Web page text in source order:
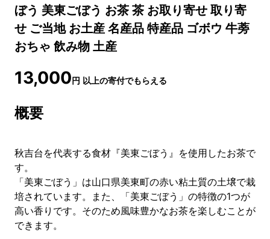
ぼう 美東ごぼう お茶 茶 お取り寄せ 取り寄
せ ご当地 お土産 名産品 特産品 ゴボウ 牛蒡
おちゃ 飲み物 土産
13,000円 以上の寄付でもらえる
概要
秋吉台を代表する食材『美東ごぼう』を使用したお茶で
す。
「美東ごぼう」は山口県美東町の赤い粘土質の土壌で栽
培されています。また、「美東ごぼう」の特徴の1つが
高い香りです。そのため風味豊かなお茶を楽しむことが
できます。